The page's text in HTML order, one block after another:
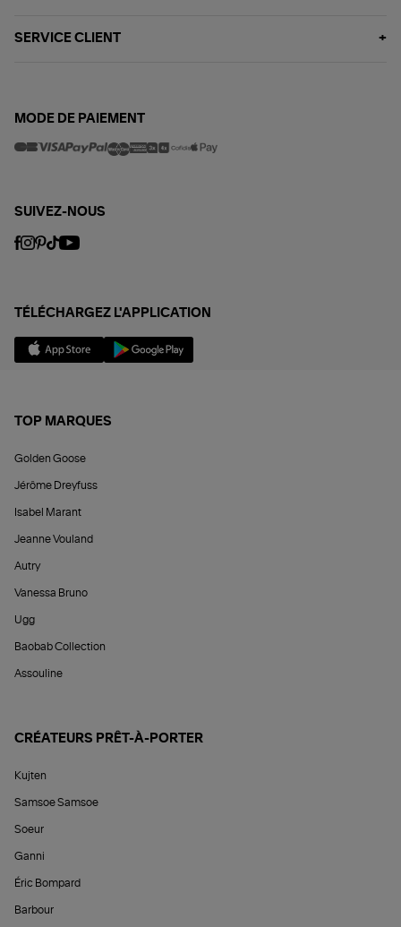
SERVICE CLIENT
MODE DE PAIEMENT
SUIVEZ-NOUS
TÉLÉCHARGEZ L'APPLICATION
TOP MARQUES
Golden Goose
Jérôme Dreyfuss
Isabel Marant
Jeanne Vouland
Autry
Vanessa Bruno
Ugg
Baobab Collection
Assouline
CRÉATEURS PRÊT-À-PORTER
Kujten
Samsoe Samsoe
Soeur
Ganni
Éric Bompard
Barbour